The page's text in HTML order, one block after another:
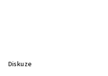
Diskuze